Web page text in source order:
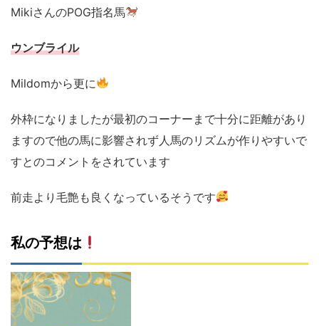
MikiさんのPOG指名馬
ウンブライル
Mildomから更に
外枠になりましたが最初のコーナーまで十分に距離があり
ますので他の馬に影響されず人馬のリズムが作りやすいで
すとのコメントをされています
前走より毛艶も良くなっているそうです
私の予想は